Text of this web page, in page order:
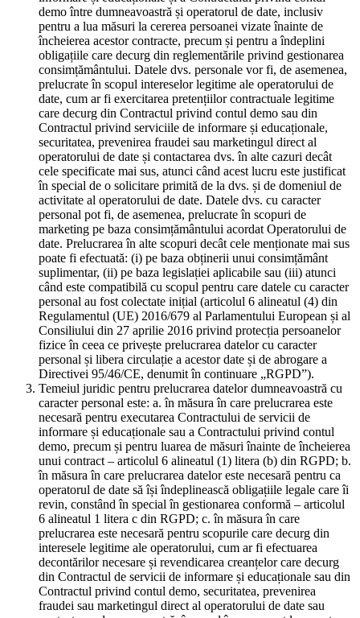
demo între dumneavoastră și operatorul de date, inclusiv
pentru a lua măsuri la cererea persoanei vizate înainte de
încheierea acestor contracte, precum și pentru a îndeplini
obligațiile care decurg din reglementările privind gestionarea
consimțământului. Datele dvs. personale vor fi, de asemenea,
prelucrate în scopul intereselor legitime ale operatorului de
date, cum ar fi exercitarea pretențiilor contractuale legitime
care decurg din Contractul privind contul demo sau din
Contractul privind serviciile de informare și educaționale,
securitatea, prevenirea fraudei sau marketingul direct al
operatorului de date și contactarea dvs. în alte cazuri decât
cele specificate mai sus, atunci când acest lucru este justificat
în special de o solicitare primită de la dvs. și de domeniul de
activitate al operatorului de date. Datele dvs. cu caracter
personal pot fi, de asemenea, prelucrate în scopuri de
marketing pe baza consimțământului acordat Operatorului de
date. Prelucrarea în alte scopuri decât cele menționate mai sus
poate fi efectuată: (i) pe baza obținerii unui consimțământ
suplimentar, (ii) pe baza legislației aplicabile sau (iii) atunci
când este compatibilă cu scopul pentru care datele cu caracter
personal au fost colectate inițial (articolul 6 alineatul (4) din
Regulamentul (UE) 2016/679 al Parlamentului European și al
Consiliului din 27 aprilie 2016 privind protecția persoanelor
fizice în ceea ce privește prelucrarea datelor cu caracter
personal și libera circulație a acestor date și de abrogare a
Directivei 95/46/CE, denumit în continuare „RGPD”).
Temeiul juridic pentru prelucrarea datelor dumneavoastră cu
caracter personal este: a. în măsura în care prelucrarea este
necesară pentru executarea Contractului de servicii de
informare și educaționale sau a Contractului privind contul
demo, precum și pentru luarea de măsuri înainte de încheierea
unui contract – articolul 6 alineatul (1) litera (b) din RGPD; b.
în măsura în care prelucrarea datelor este necesară pentru ca
operatorul de date să își îndeplinească obligațiile legale care îi
revin, constând în special în gestionarea conformă – articolul
6 alineatul 1 litera c din RGPD; c. în măsura în care
prelucrarea este necesară pentru scopurile care decurg din
interesele legitime ale operatorului, cum ar fi efectuarea
decontărilor necesare și revendicarea creanțelor care decurg
din Contractul de servicii de informare și educaționale sau din
Contractul privind contul demo, securitatea, prevenirea
fraudei sau marketingul direct al operatorului de date sau